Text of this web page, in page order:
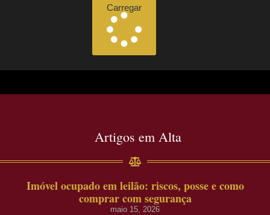
Carregar
Artigos em Alta
Imóvel ocupado em leilão: riscos, posse e como
comprar com segurança
maio 15, 2026